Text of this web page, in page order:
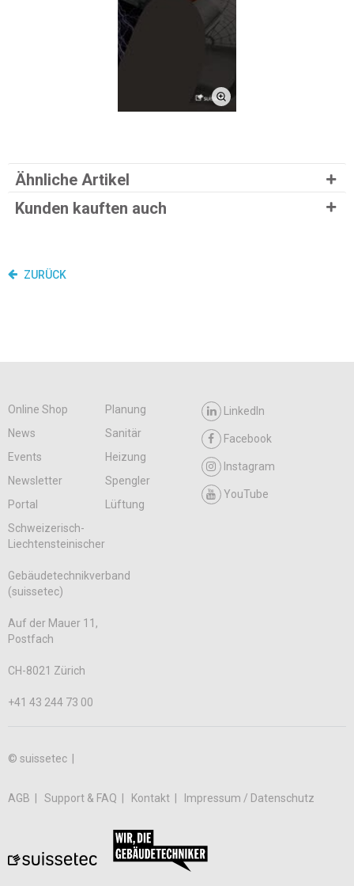
Ähnliche Artikel
Kunden kauften auch
ZURÜCK
Online Shop
Planung
News
Sanitär
Events
Heizung
Newsletter
Spengler
Portal
Lüftung
LinkedIn
Facebook
Instagram
YouTube
Schweizerisch-
Liechtensteinischer
Gebäudetechnikverband
(suissetec)
Auf der Mauer 11,
Postfach
CH-8021 Zürich
+41 43 244 73 00
© suissetec |
AGB Support & FAQ Kontakt Impressum / Datenschutz